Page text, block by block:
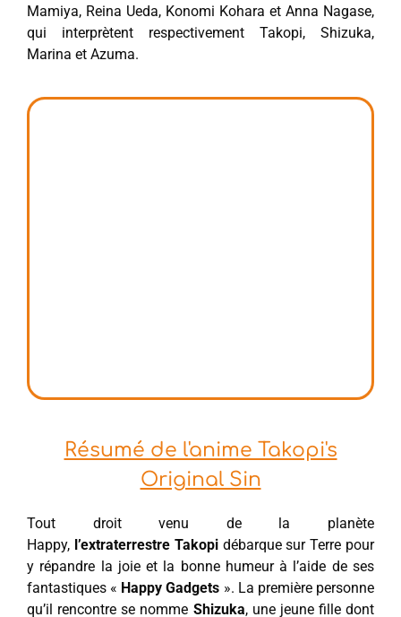
Mamiya, Reina Ueda, Konomi Kohara et Anna Nagase,
qui interprètent respectivement Takopi, Shizuka,
Marina et Azuma.
Résumé de l'anime Takopi's
Original Sin
Tout droit venu de la planète
Happy, l’extraterrestre Takopidébarque sur Terre pour
y répandre la joie et la bonne humeur à l’aide de ses
fantastiques « Happy Gadgets ». La première personne
qu’il rencontre se nomme Shizuka, une jeune fille dont